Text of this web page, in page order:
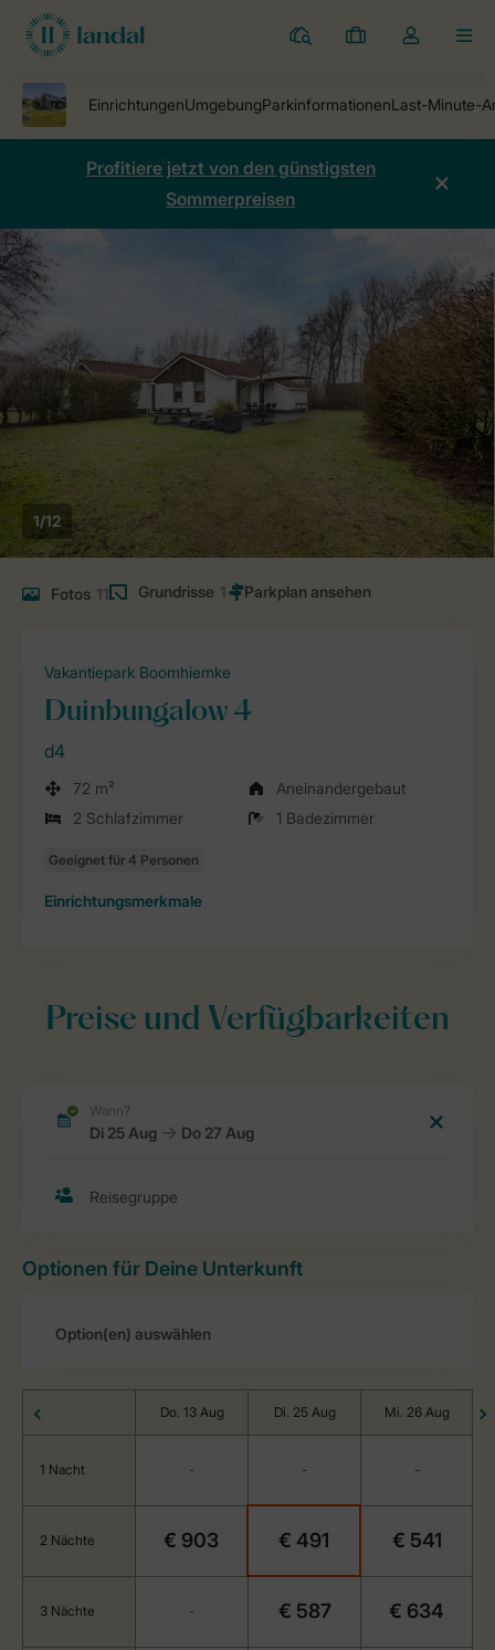
Ferienparks
Meine
Dropdown-
öffnen
Profitiere jetzt von den günstigsten
Sommerpreisen
1/12
Fotos 11 Grundrisse 1
Vakantiepark Boomhiemke
Duinbungalow 4
d4
72 m²
Aneinandergebaut
2 Schlafzimmer
1 Badezimmer
Einrichtungsmerkmale
Preise und Verfügbarkeiten
Optionen für Deine Unterkunft
Do. 13 Aug Di. 25 Aug Mi. 26 Aug
1 Nacht - - -
2 Nächte € 903 € 491 € 541
3 Nächte - € 587 € 634